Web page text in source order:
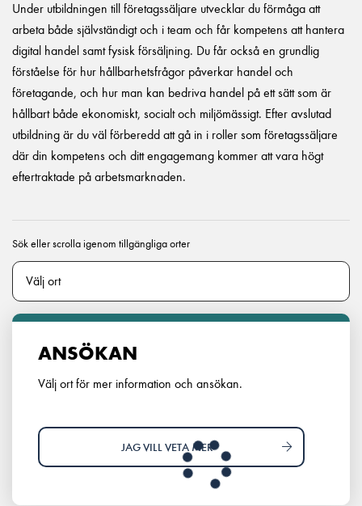
Under utbildningen till företagssäljare utvecklar du förmåga att
arbeta både självständigt och i team och får kompetens att hantera
digital handel samt fysisk försäljning. Du får också en grundlig
förståelse för hur hållbarhetsfrågor påverkar handel och
företagande, och hur man kan bedriva handel på ett sätt som är
hållbart både ekonomiskt, socialt och miljömässigt. Efter avslutad
utbildning är du väl förberedd att gå in i roller som företagssäljare
där din kompetens och ditt engagemang kommer att vara högt
eftertraktade på arbetsmarknaden.
Sök eller scrolla igenom tillgängliga orter
ANSÖKAN
Välj ort för mer information och ansökan.
JAG VILL VETA MER